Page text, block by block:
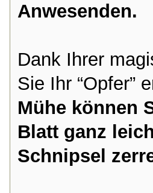
Anwesenden.
Dank Ihrer
Sie Ihr “Opfer”
Mühe können
Blatt ganz
Schnipsel